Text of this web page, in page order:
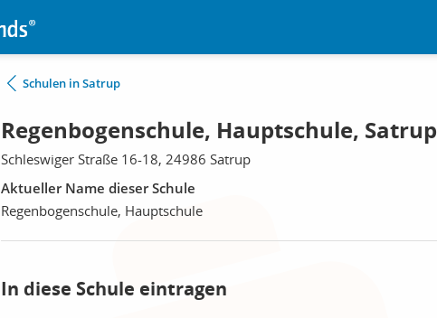
Schulen in Satrup
Regenbogenschule, Hauptschule, Satrup
Schleswiger Straße 16-18, 24986 Satrup
Aktueller Name dieser Schule
Regenbogenschule, Hauptschule
In diese Schule eintragen